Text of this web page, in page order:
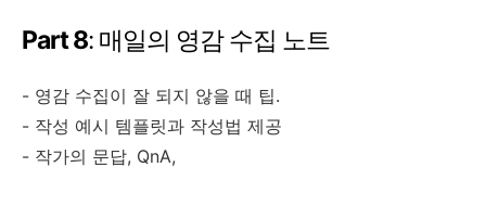
Part 8: 매일의 영감 수집 노트
- 영감 수집이 잘 되지 않을 때 팁.
- 작성 예시 템플릿과 작성법 제공
- 작가의 문답, QnA,